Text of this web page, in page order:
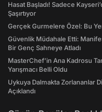
Hasat Başladı! Sadece
Şaşırtıyor
Gerçek Gurmelere Özel: Bu
Güvenlik Müdahale Etti:
Bir Genç Sahneye Atladı
MasterChef’in Ana Kadrosu
Yarışmacı Belli Oldu
Uykuya Dalmakta Zorlananlar
Açıklandı